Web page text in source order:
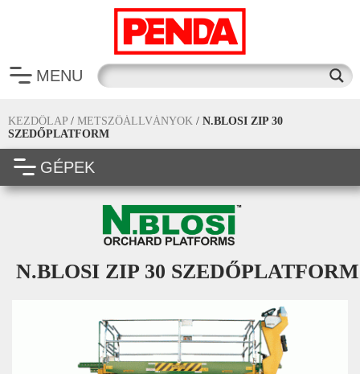
MENU
KEZDŐLAP / METSZŐÁLLVÁNYOK / N.BLOSI ZIP 30
SZEDŐPLATFORM
GÉPEK
N.BLOSI ZIP 30 SZEDŐPLATFORM